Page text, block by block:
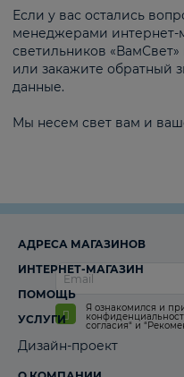
Если у вас остались
менеджерами интернет-
светильников
или закажите обратный
данные.
Мы несем свет вам и
Я ознакомился и
согласия“ и
АДРЕСА МАГАЗИНОВ
ИНТЕРНЕТ-МАГАЗИН
ПОМОЩЬ
УСЛУГИ
Дизайн-проект